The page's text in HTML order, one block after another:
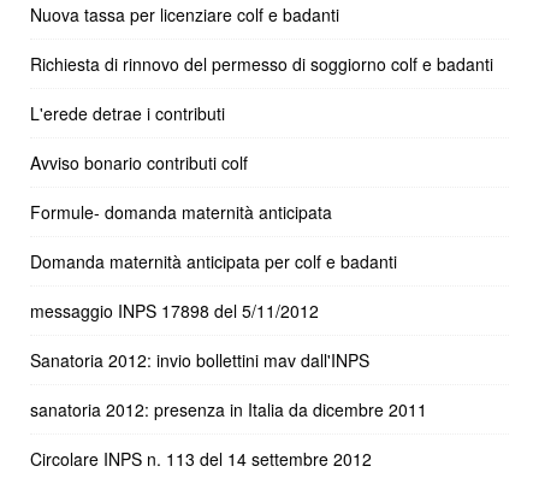
Nuova tassa per licenziare colf e badanti
Richiesta di rinnovo del permesso di soggiorno colf e badanti
L'erede detrae i contributi
Avviso bonario contributi colf
Formule- domanda maternità anticipata
Domanda maternità anticipata per colf e badanti
messaggio INPS 17898 del 5/11/2012
Sanatoria 2012: invio bollettini mav dall'INPS
sanatoria 2012: presenza in Italia da dicembre 2011
Circolare INPS n. 113 del 14 settembre 2012